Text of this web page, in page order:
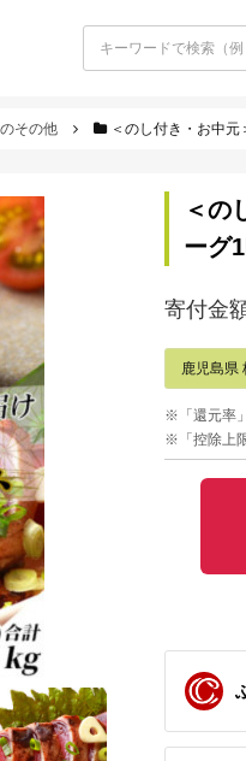
その他 ＜のし付き・お中
＜の
ーグ
寄付金
鹿児島県
※「還元率
※「控除上